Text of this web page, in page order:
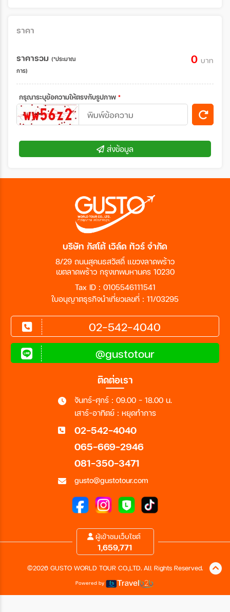
ราคา
ราคารวม (*ประมาณ
การ)
0 บาท
กรุณาระบุข้อความให้ตรงกับรูปภาพ *
ส่งข้อมูล
บริษัท กัสโต้ เวิล์ด ทัวร์ จำกัด
8/29 ถนนสุคนธสวัสดิ์ แขวงลาดพร้าว
เขตลาดพร้าว กรุงเทพมหานคร 10230
Tax ID : 0105546111541
ใบอนุญาตธุรกิจนำเที่ยวเลขที่ : 11/03295
02-542-4040
@gustotour
ติดต่อเรา
จันทร์-ศุกร์ : 09.00 - 18.00 น.
เสาร์-อาทิตย์ : หยุดทำการ
02-542-4040
065-669-2946
081-350-3471
gusto@gustotour.com
ผู้เข้าชมเว็บไซต์
1,659,771
©2026 GUSTO WORLD TOUR CO.,LTD. All Rights Reserved.
Powered by